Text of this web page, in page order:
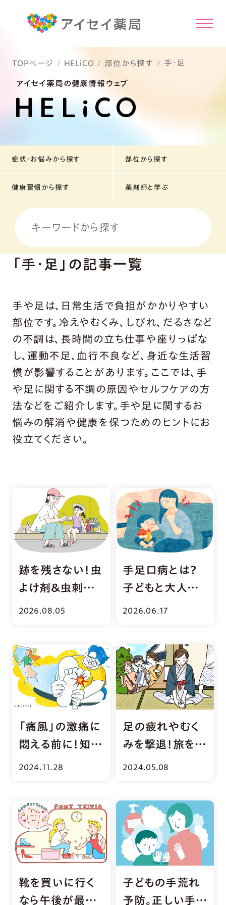
TOPページ HELiCO 部位から探す 手・足
アイセイ薬局の健康情報ウェブ
症状・お悩みから探す 部位から探す
健康習慣から探す 薬剤師と学ぶ
「手・足」の記事一覧
手や足は、日常生活で負担がかかりやすい
部位です。冷えやむくみ、しびれ、だるさなど
の不調は、長時間の立ち仕事や座りっぱな
し、運動不足、血行不良など、身近な生活習
慣が影響することがあります。ここでは、手
や足に関する不調の原因やセルフケアの方
法などをご紹介します。手や足に関するお
悩みの解消や健康を保つためのヒントにお
役立てください。
2026.08.05
跡を残さない！虫
よけ剤＆虫刺さ
れ薬の正しい選
2026.06.17
手足口病とは？
子どもと大人の
症状・家庭内感
2024.11.28
「痛風」の激痛に
悶える前に！知っ
ておきたい予防
2024.05.08
足の疲れやむく
みを撃退！旅を楽
しむストレッチ
靴を買いに行く
なら午後が最
子どもの手荒れ
予防。正しい手洗